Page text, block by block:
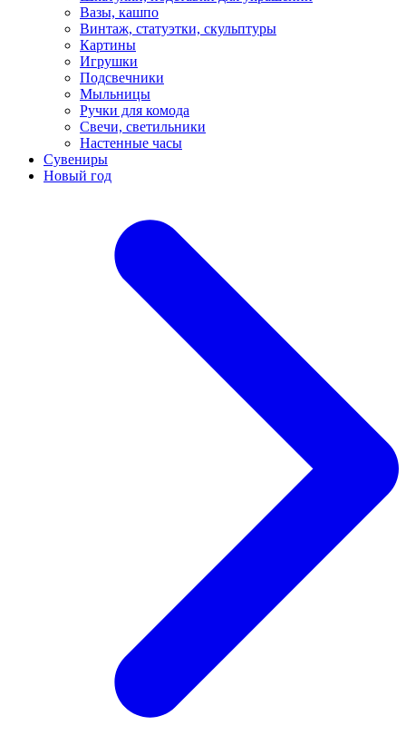
Вазы, кашпо
Винтаж, статуэтки, скульптуры
Картины
Игрушки
Подсвечники
Мыльницы
Ручки для комода
Свечи, светильники
Настенные часы
Сувениры
Новый год